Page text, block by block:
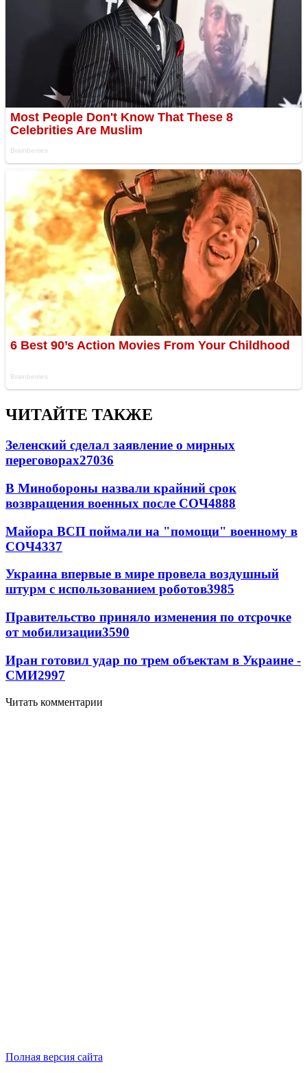
ЧИТАЙТЕ ТАКЖЕ
Зеленский сделал заявление о мирных
переговорах27036
В Минобороны назвали крайний срок
возвращения военных после СОЧ4888
Майора ВСП поймали на "помощи" военному в
СОЧ4337
Украина впервые в мире провела воздушный
штурм с использованием роботов3985
Правительство приняло изменения по отсрочке
от мобилизации3590
Иран готовил удар по трем объектам в Украине -
СМИ2997
Читать комментарии
Полная версия сайта